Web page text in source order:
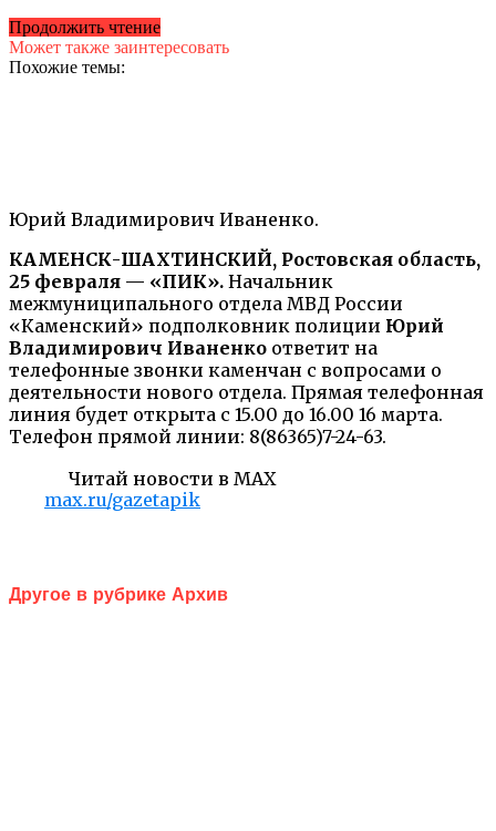
Юрий Владимирович Иваненко.
КАМЕНСК-ШАХТИНСКИЙ, Ростовская область,
25 февраля — «ПИК». Начальник
межмуниципального отдела МВД России
«Каменский» подполковник полиции Юрий
Владимирович Иваненко ответит на
телефонные звонки каменчан с вопросами о
деятельности нового отдела. Прямая телефонная
линия будет открыта с 15.00 до 16.00 16 марта.
Телефон прямой линии: 8(86365)7-24-63.
Читай новости в MAX
max.ru/gazetapik
Продолжить чтение
Может также заинтересовать
Похожие темы:
Другое в рубрике Архив